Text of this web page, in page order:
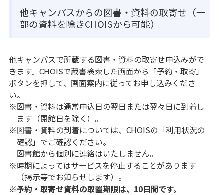
他キャンパスからの図書・資料の取寄せ（一
部の資料を除きCHOISから可能）
他キャンパスで所蔵する図書・資料の取寄せ申込みがで
きます。CHOISで蔵書検索した画面から「予約・取寄」
ボタンを押して、画面案内に従ってお申し込みくださ
い。
※図書・資料は通常申込日の翌日または翌々日に到着し
ます（閉館日を除く）。
※図書・資料の到着については、CHOISの「利用状況の
確認」でご確認ください。
図書館から個別に連絡はいたしません。
※時期によってはサービスを停止することがあります
（掲示等でお知らせします）。
※予約・取寄せ資料の取置期限は、10日間です。